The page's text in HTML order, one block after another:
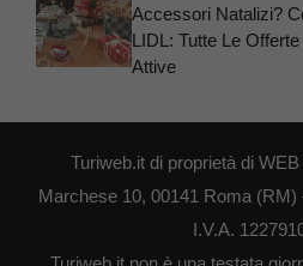
Accessori Natalizi?
LIDL: Tutte Le
Attive
Turiweb.it di proprietà di
Marchese 10, 00141 Roma
I.V.A.